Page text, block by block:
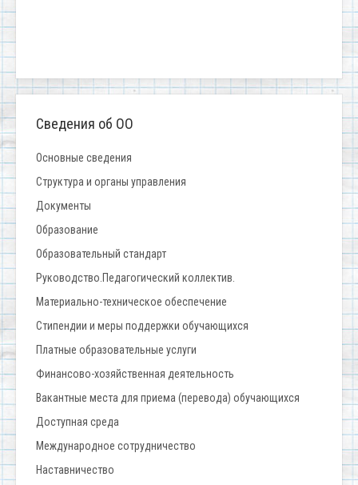
Сведения об ОО
Основные сведения
Структура и органы управления
Документы
Образование
Образовательный стандарт
Руководство.Педагогический коллектив.
Материально-техническое обеспечение
Стипендии и меры поддержки обучающихся
Платные образовательные услуги
Финансово-хозяйственная деятельность
Вакантные места для приема (перевода) обучающихся
Доступная среда
Международное сотрудничество
Наставничество